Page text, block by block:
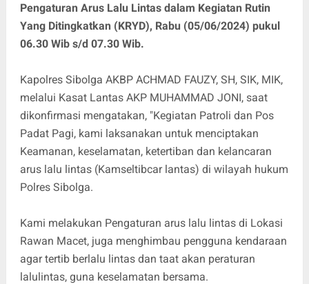
Pengaturan Arus Lalu Lintas dalam Kegiatan Rutin
Yang Ditingkatkan (KRYD), Rabu (05/06/2024) pukul
06.30 Wib s/d 07.30 Wib.
Kapolres Sibolga AKBP ACHMAD FAUZY, SH, SIK, MIK,
melalui Kasat Lantas AKP MUHAMMAD JONI, saat
dikonfirmasi mengatakan, "Kegiatan Patroli dan Pos
Padat Pagi, kami laksanakan untuk menciptakan
Keamanan, keselamatan, ketertiban dan kelancaran
arus lalu lintas (Kamseltibcar lantas) di wilayah hukum
Polres Sibolga.
Kami melakukan Pengaturan arus lalu lintas di Lokasi
Rawan Macet, juga menghimbau pengguna kendaraan
agar tertib berlalu lintas dan taat akan peraturan
lalulintas, guna keselamatan bersama.